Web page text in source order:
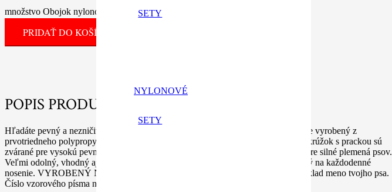
SETY
NYLONOVÉ
SETY
množstvo Obojok nylonový s menom / tel. číslom
PRIDAŤ DO KOŠÍKA
POPIS PRODUKTU
Hľadáte pevný a nezničiteľný obojok? Ste na správnom mieste. Obojok MiHOR je vyrobený z
prvotriedneho polypropylénového nylonu ktorý je niekoľko násobné prešitý. Polokrúžok s prackou sú
zvárané pre vysokú pevnosť a bezpečnosť. Kvalitný nylonový obojok je vhodný pre silné plemená psov.
Veľmi odolný, vhodný aj do vody a snehu. Špinavý sa dá oprať. Obojok je vhodný na každodenné
nosenie. VYROBENÝ NA SLOVENSKU. Text na obojok si môžeš zvoliť napríklad meno tvojho psa.
Číslo vzorového písma na výšivku píš do poznámky.